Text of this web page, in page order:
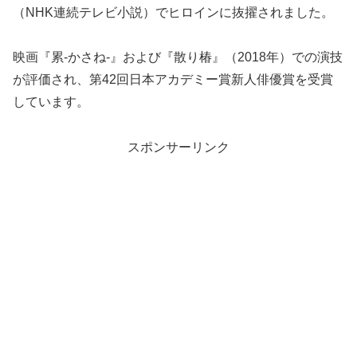
（NHK連続テレビ小説）でヒロインに抜擢されました。
映画『累‑かさね‑』および『散り椿』（2018年）での演技
が評価され、第42回日本アカデミー賞新人俳優賞を受賞
しています。
スポンサーリンク